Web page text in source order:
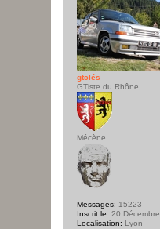
gtclés
GTiste du Rhône
Mécène
Messages: 15223
Inscrit le: 20
Localisation: Lyon